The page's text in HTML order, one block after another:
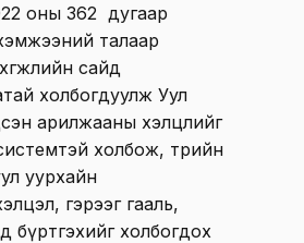
оны 362 дугаар
талаар
сайд
холбогдуулж Уул
арилжааны хэлцлийг
холбож, төрийн
уурхайн
гэрээг гааль,
бүртгэхийг холбогдох